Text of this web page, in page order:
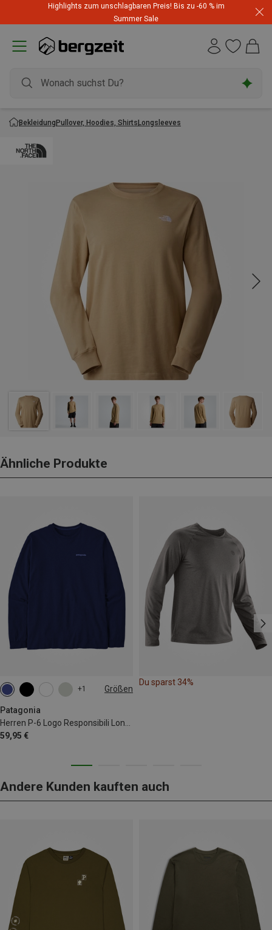
Highlights zum unschlagbaren Preis! Bis zu -60 % im
Summer Sale
BekleidungPullover, Hoodies, ShirtsLongsleeves
Ähnliche Produkte
+1 Größen
Patagonia
59,95 €
S M L XL XXL
Du sparst 34%
Andere Kunden kauften auch